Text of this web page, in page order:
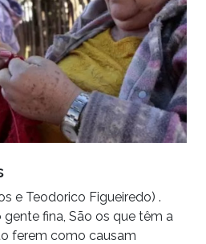
e Teodorico Figueiredo) .
fina, São os que têm a
ferem como causam